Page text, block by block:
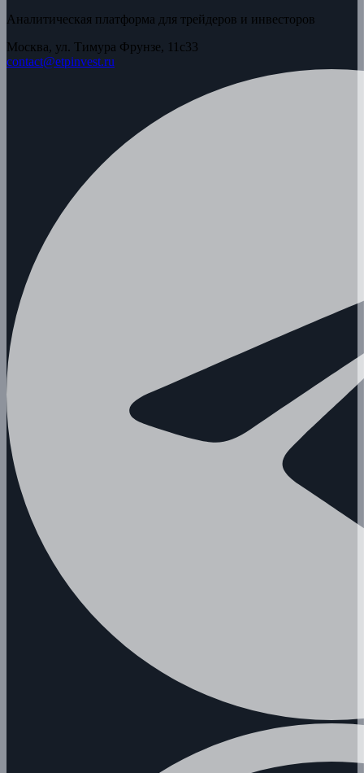
Аналитическая платформа для трейдеров и инвесторов
Москва, ул. Тимура Фрунзе, 11с33
contact@etpinvest.ru